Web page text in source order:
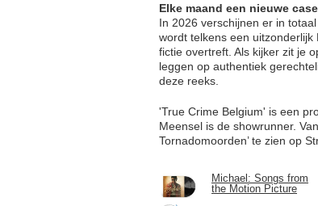
Elke maand een nieuwe case
In 2026 verschijnen er in
wordt telkens een
fictie overtreft. Als kijker zit je
leggen op authentiek
deze reeks.
'True Crime Belgium' is een
Meensel is de showrunner.
Tornadomoorden’ te zien op
Michael: Songs from
the Motion Picture